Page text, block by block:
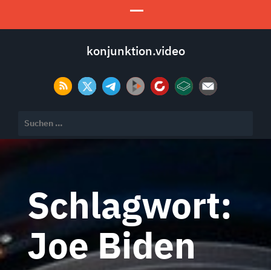
konjunktion.video
nach:
Schlagwort:
Joe Biden